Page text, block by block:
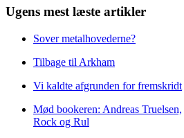
Ugens mest læste artikler
Sover metalhovederne?
Tilbage til Arkham
Vi kaldte afgrunden for fremskridt
Mød bookeren: Andreas Truelsen,
Rock og Rul